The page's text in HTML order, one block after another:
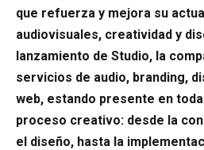
que refuerza y mejora su
audiovisuales, creatividad y
lanzamiento de Studio, la
servicios de audio, branding,
web, estando presente en
proceso creativo: desde la
el diseño, hasta la